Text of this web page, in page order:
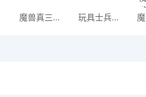
魔兽真三国无双 玩具士兵：冷战